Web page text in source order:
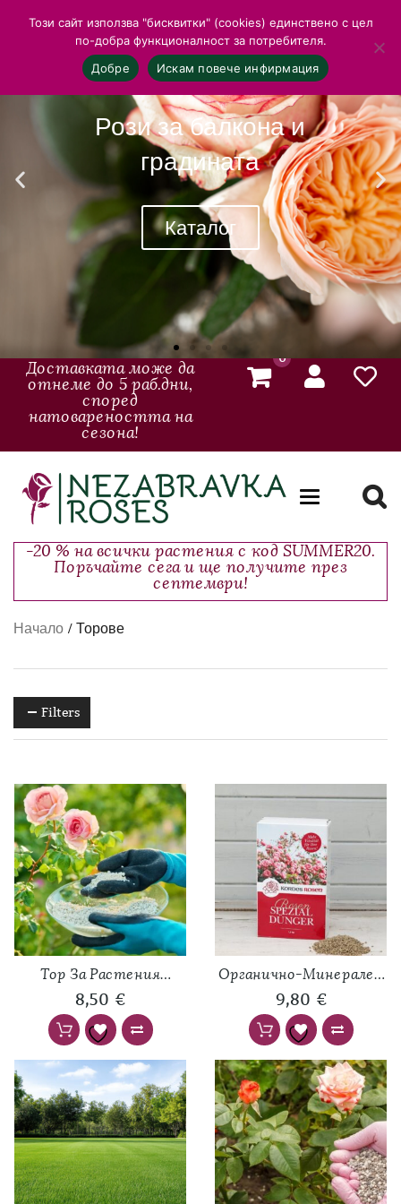
Рози за балкона и
градината
Каталог
Доставката може да
отнеме до 5 раб.дни,
според
натовареността на
сезона!
0
Toggle
-20 % на всички растения с код SUMMER20.
Поръчайте сега и ще получите през
септември!
Начало / Торове
Filters
Тор За Растения
Granustar®с Действие
3м – 1кг
8,50 €
Органично-Минерален
Тор За Рози Kordes®
9,80 €
Този сайт използва "бисквитки" (cookies) единствено с цел
по-добра функционалност за потребителя.
Добре
Искам повече инфирмация